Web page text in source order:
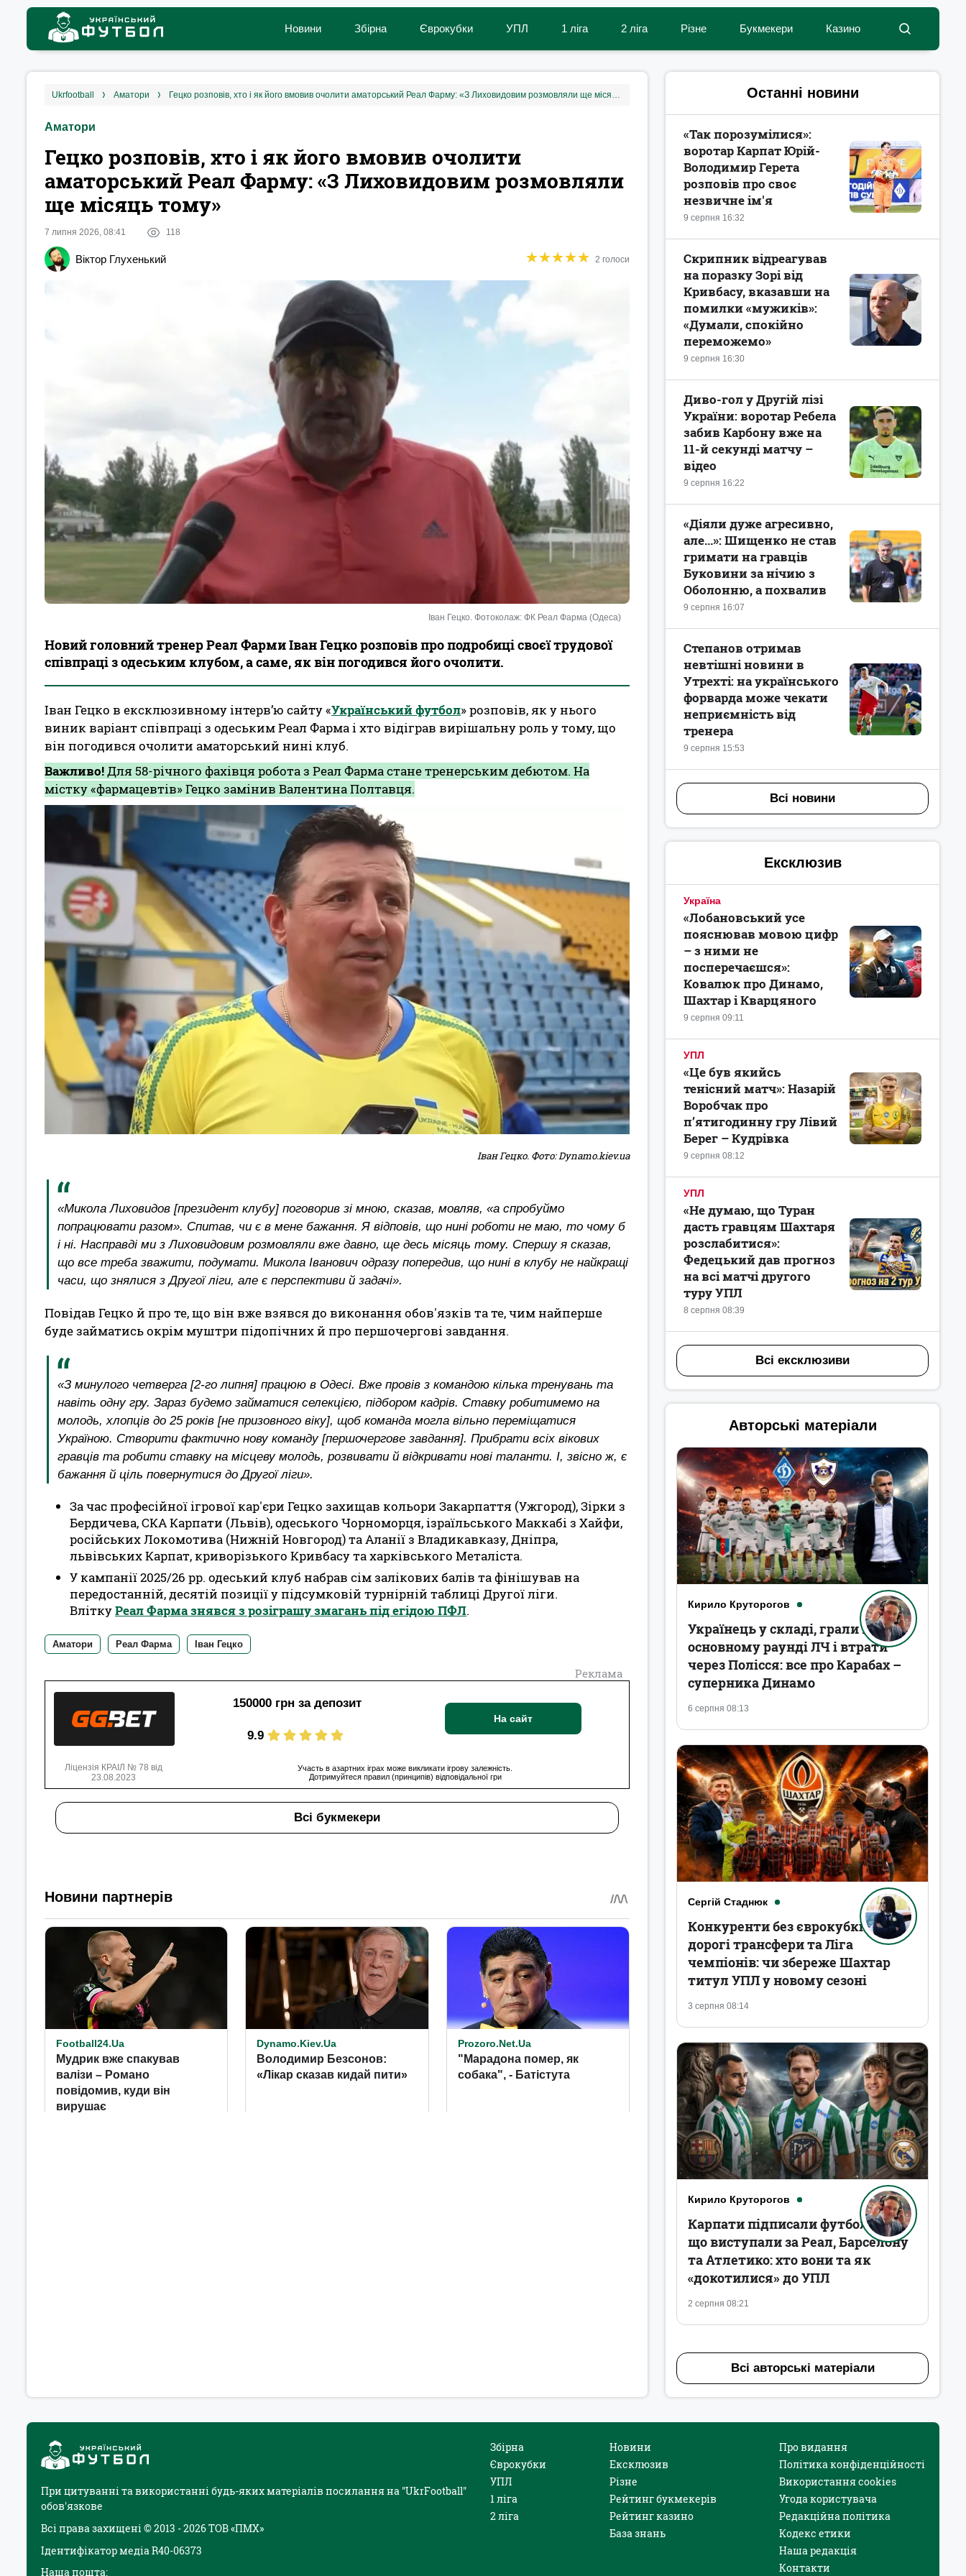
Новини Збірна Єврокубки УПЛ 1 ліга 2 ліга Різне Букмекери Казино
ukrfootball аматори Гецко розповів, хто і як його вмовив очолити аматорський Реал Фарму: «З Лиховидовим розмовляли ще місяць тому»
Аматори
Гецко розповів, хто і як його вмовив очолити
аматорський Реал Фарму: «З Лиховидовим розмовляли
ще місяць тому»
7 липня 2026, 08:41 118
Віктор Глухенький ★★★★★
★★★★★ 2 голоси
Іван Гецко. Фотоколаж: ФК Реал Фарма (Одеса)
Новий головний тренер Реал Фарми Іван Гецко розповів про подробиці своєї трудової
співпраці з одеським клубом, а саме, як він погодився його очолити.
Іван Гецко в ексклюзивному інтерв’ю сайту «Український футбол» розповів, як у нього
виник варіант співпраці з одеським Реал Фарма і хто відіграв вирішальну роль у тому, що
він погодився очолити аматорський нині клуб.
Важливо!Для 58-річного фахівця робота з Реал Фарма стане тренерським дебютом. На
містку «фармацевтів» Гецко замінив Валентина Полтавця.
Іван Гецко. Фото: Dynamo.kiev.ua
«Микола Лиховидов [президент клубу] поговорив зі мною, сказав, мовляв, «а спробуймо
попрацювати разом». Спитав, чи є в мене бажання. Я відповів, що нині роботи не маю, то чому б
і ні. Насправді ми з Лиховидовим розмовляли вже давно, ще десь місяць тому. Спершу я сказав,
що все треба зважити, подумати. Микола Іванович одразу попередив, що нині в клубу не найкращі
часи, що знялися з Другої ліги, але є перспективи й задачі».
Повідав Гецко й про те, що він вже взявся до виконання обов'язків та те, чим найперше
буде займатись окрім муштри підопічних й про першочергові завдання.
«З минулого четверга [2-го липня] працюю в Одесі. Вже провів з командою кілька тренувань та
навіть одну гру. Зараз будемо займатися селекцією, підбором кадрів. Ставку робитимемо на
молодь, хлопців до 25 років [не призовного віку], щоб команда могла вільно переміщатися
Україною. Створити фактично нову команду [першочергове завдання]. Прибрати всіх вікових
гравців та робити ставку на місцеву молодь, розвивати й відкривати нові таланти. І, звісно ж, є
бажання й ціль повернутися до Другої ліги».
За час професійної ігрової кар'єри Гецко захищав кольори Закарпаття (Ужгород), Зірки з
Бердичева, СКА Карпати (Львів), одеського Чорноморця, ізраїльського Маккабі з Хайфи,
російських Локомотива (Нижній Новгород) та Аланії з Владикавказу, Дніпра,
львівських Карпат, криворізького Кривбасу та харківського Металіста.
У кампанії 2025/26 рр. одеський клуб набрав сім залікових балів та фінішував на
передостанній, десятій позиції у підсумковій турнірній таблиці Другої ліги.
ВліткуРеал Фарма знявся з розіграшу змагань під егідою ПФЛ.
Аматори Реал Фарма Іван Гецко
Реклама
150000 грн за депозит
9.9
На сайт
Ліцензія КРАІЛ № 78 від
23.08.2023
Участь в азартних іграх може викликати ігрову залежність.
Дотримуйтеся правил (принципів) відповідальної гри
Всі букмекери
Останні новини
9 серпня 16:32
«Так порозумілися»:
воротар Карпат Юрій-
Володимир Герета
розповів про своє
незвичне ім'я
9 серпня 16:30
Скрипник відреагував
на поразку Зорі від
Кривбасу, вказавши на
помилки «мужиків»:
«Думали, спокійно
переможемо»
9 серпня 16:22
Диво-гол у Другій лізі
України: воротар Ребела
забив Карбону вже на
11-й секунді матчу –
відео
9 серпня 16:07
«Діяли дуже агресивно,
але...»: Шищенко не став
гримати на гравців
Буковини за нічию з
Оболонню, а похвалив
9 серпня 15:53
Степанов отримав
невтішні новини в
Утрехті: на українського
форварда може чекати
неприємність від
тренера
Всі новини
Ексклюзив
Україна
9 серпня 09:11
«Лобановський усе
пояснював мовою цифр
– з ними не
посперечаєшся»:
Ковалюк про Динамо,
Шахтар і Кварцяного
УПЛ
9 серпня 08:12
«Це був якийсь
тенісний матч»: Назарій
Воробчак про
п’ятигодинну гру Лівий
Берег – Кудрівка
УПЛ
8 серпня 08:39
«Не думаю, що Туран
дасть гравцям Шахтаря
розслабитися»:
Федецький дав прогноз
на всі матчі другого
туру УПЛ
Всі ексклюзиви
Авторські матеріали
Кирило Круторогов
6 серпня 08:13
Українець у складі, грали в
основному раунді ЛЧ і втрати
через Полісся: все про Карабах –
суперника Динамо
Сергій Стаднюк
3 серпня 08:14
Конкуренти без єврокубків,
дорогі трансфери та Ліга
чемпіонів: чи збереже Шахтар
титул УПЛ у новому сезоні
Кирило Круторогов
2 серпня 08:21
Карпати підписали футболістів,
що виступали за Реал, Барселону
та Атлетико: хто вони та як
«докотилися» до УПЛ
Всі авторські матеріали
При цитуванні та використанні будь-яких матеріалів посилання на "UkrFootball"
обов'язкове
Всі права захищені © 2013 - 2026 ТОВ «ПМХ»
Ідентифікатор медіа R40-06373
Наша пошта:
Збірна
Єврокубки
УПЛ
1 ліга
2 ліга
Новини
Ексклюзив
Різне
Рейтинг букмекерів
Рейтинг казино
База знань
Про видання
Політика конфіденційності
Використання cookies
Угода користувача
Редакційна політика
Кодекс етики
Наша редакція
Контакти